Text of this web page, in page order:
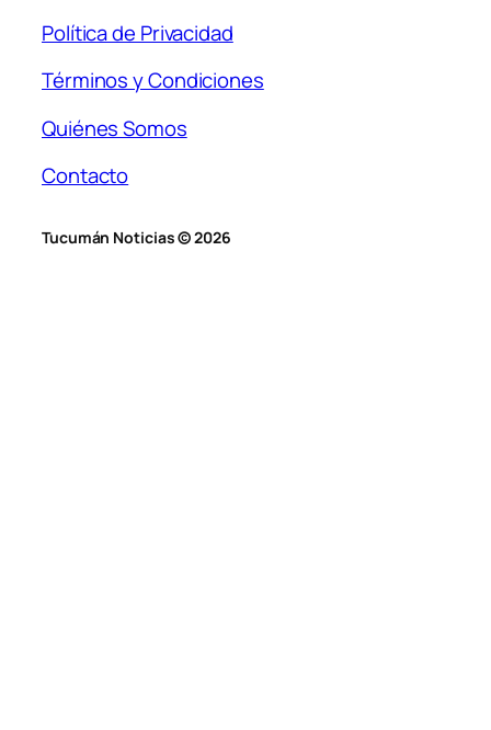
Política de Privacidad
Términos y Condiciones
Quiénes Somos
Contacto
Tucumán Noticias © 2026